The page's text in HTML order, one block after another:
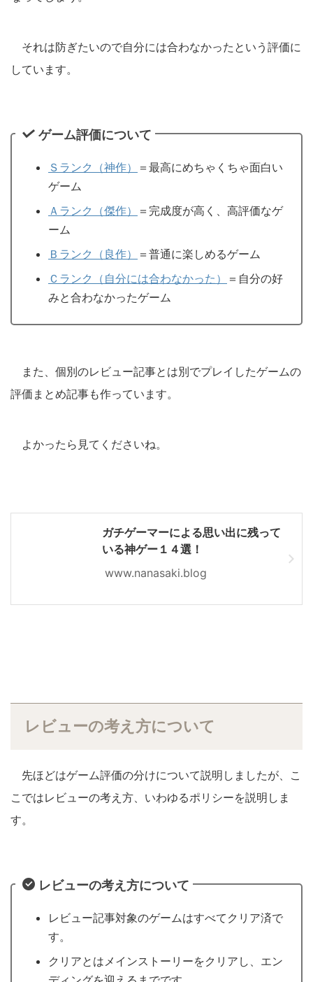
それは防ぎたいので自分には合わなかったという評価に
しています。
ゲーム評価について
Ｓランク（神作）
＝最高にめちゃくちゃ面白い
ゲーム
Ａランク（傑作）
＝完成度が高く、高評価なゲ
ーム
Ｂランク（良作）
＝普通に楽しめるゲーム
Ｃランク（自分には合わなかった）
＝自分の好
みと合わなかったゲーム
また、個別のレビュー記事とは別でプレイしたゲームの
評価まとめ記事も作っています。
よかったら見てくださいね。
ガチゲーマーによる思い出に残って
いる神ゲー１４選！
www.nanasaki.blog
レビューの考え方について
先ほどはゲーム評価の分けについて説明しましたが、こ
こではレビューの考え方、いわゆるポリシーを説明しま
す。
レビューの考え方について
レビュー記事対象のゲームはすべてクリア済で
す。
クリアとはメインストーリーをクリアし、エン